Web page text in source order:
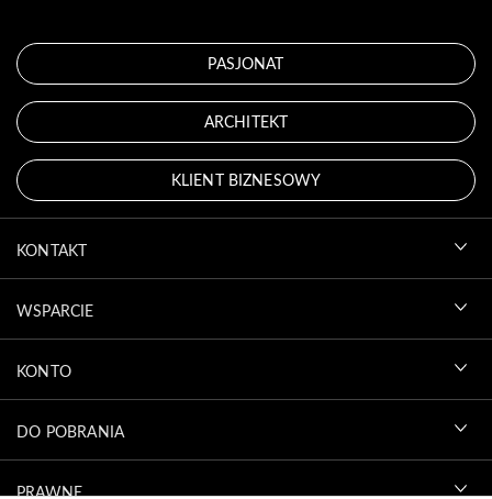
PASJONAT
ARCHITEKT
KLIENT BIZNESOWY
KONTAKT
WSPARCIE
KONTO
DO POBRANIA
PRAWNE